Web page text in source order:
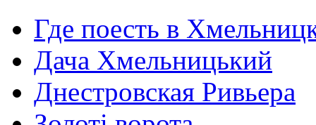
Где поесть в
Дача Хмельницький
Днестровская Ривьера